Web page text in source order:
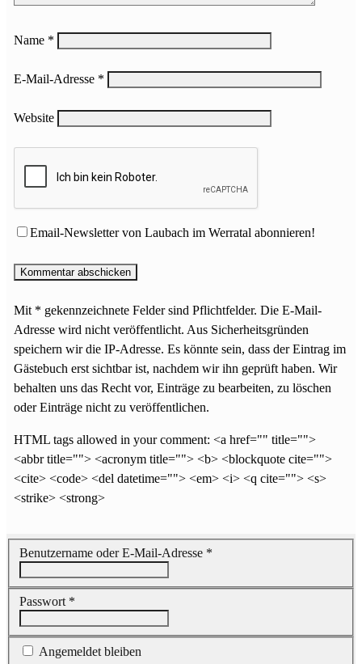
Name *
E-Mail-Adresse *
Website
Email-Newsletter von Laubach im Werratal abonnieren!
Mit * gekennzeichnete Felder sind Pflichtfelder. Die E-Mail-
Adresse wird nicht veröffentlicht. Aus Sicherheitsgründen
speichern wir die IP-Adresse. Es könnte sein, dass der Eintrag im
Gästebuch erst sichtbar ist, nachdem wir ihn geprüft haben. Wir
behalten uns das Recht vor, Einträge zu bearbeiten, zu löschen
oder Einträge nicht zu veröffentlichen.
HTML tags allowed in your comment: <a href="" title="">
<abbr title=""> <acronym title=""> <b> <blockquote cite="">
<cite> <code> <del datetime=""> <em> <i> <q cite=""> <s>
<strike> <strong>
Benutzername oder E-Mail-Adresse *
Passwort *
Angemeldet bleiben